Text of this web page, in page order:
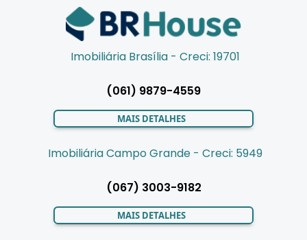
Imobiliária Brasília - Creci: 19701
(061) 9879-4559
MAIS DETALHES
Imobiliária Campo Grande - Creci: 5949
(067) 3003-9182
MAIS DETALHES